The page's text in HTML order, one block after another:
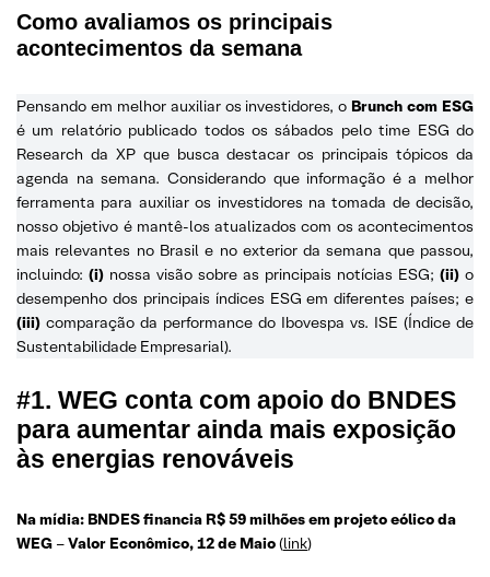
Como avaliamos os principais
acontecimentos da semana
Pensando em melhor auxiliar os investidores, o Brunch com ESG
é um relatório publicado todos os sábados pelo time ESG do
Research da XP que busca destacar os principais tópicos da
agenda na semana. Considerando que informação é a melhor
ferramenta para auxiliar os investidores na tomada de decisão,
nosso objetivo é mantê-los atualizados com os acontecimentos
mais relevantes no Brasil e no exterior da semana que passou,
incluindo: (i) nossa visão sobre as principais notícias ESG; (ii) o
desempenho dos principais índices ESG em diferentes países; e
(iii) comparação da performance do Ibovespa vs. ISE (Índice de
Sustentabilidade Empresarial).
#1. WEG conta com apoio do BNDES
para aumentar ainda mais exposição
às energias renováveis
Na mídia: BNDES financia R$ 59 milhões em projeto eólico da
WEG –Valor Econômico,12 de Maio(link)